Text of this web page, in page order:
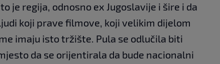
je regija, odnosno ex Jugoslavije i šire i da
koji prave filmove, koji velikim dijelom
imaju isto tržište. Pula se odlučila biti
da se orijentirala da bude nacionalni